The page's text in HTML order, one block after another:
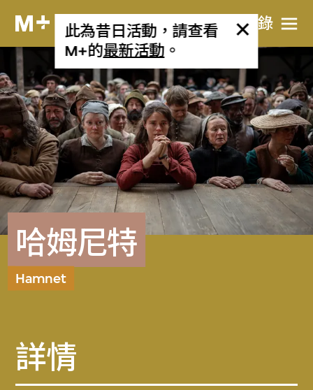
目​錄
此為昔日活動，請查看
M+的最新活動 。
哈姆尼特
Hamnet
詳情